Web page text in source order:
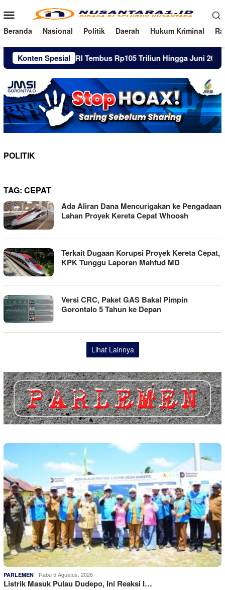
ke
konten
Menu
Mobile
Beranda Nasional Politik Daerah Hukum Kriminal
Konten Spesial
Pinjol Warga RI Tembus Rp105 Triliun Hingga Juni 2026
POLITIK
TAG: CEPAT
Ada Aliran Dana Mencurigakan ke Pengadaan
Lahan Proyek Kereta Cepat Whoosh
Terkait Dugaan Korupsi Proyek Kereta Cepat,
KPK Tunggu Laporan Mahfud MD
Versi CRC, Paket GAS Bakal Pimpin
Gorontalo 5 Tahun ke Depan
Lihat Lainnya
PARLEMEN Rabu 5 Agustus, 2026
Listrik Masuk Pulau Dudepo, Ini Reaksi I…